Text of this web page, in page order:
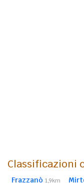
Classificazioni
Frazzanò 1,9km